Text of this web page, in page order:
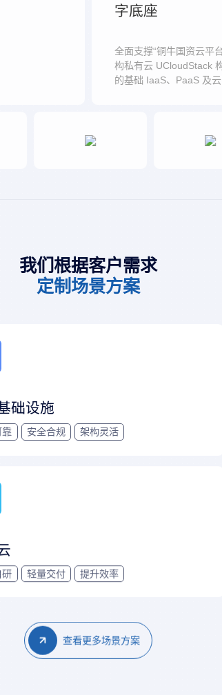
字底座
全面支撑“铜牛国资云平
构私有云 UCloudStack
的基础 IaaS、PaaS 及云
我们根据客户需求
定制场景方案
础设施
靠 安全合规 架构灵活
研 轻量交付 提升效率
查看更多场景方案